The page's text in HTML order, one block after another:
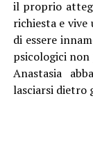
il proprio
richiesta e vive
di essere
psicologici non
Anastasia
lasciarsi dietro